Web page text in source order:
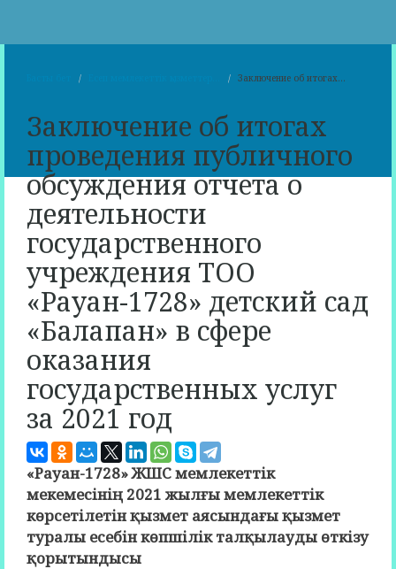
Заключение об итогах...
Заключение об итогах
проведения публичного
обсуждения отчета о
деятельности
государственного
учреждения ТОО
«Рауан-1728» детский сад
«Балапан» в сфере
оказания
государственных услуг
за 2021 год
«Рауан-1728» ЖШСмемлекеттік
мекемесінің 2021 жылғы мемлекеттік
көрсетілетін қызмет аясындағы қызмет
туралы есебін көпшілік талқылауды өткізу
қорытындысы